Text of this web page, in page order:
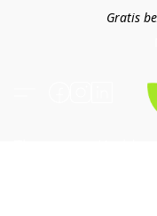
Gratis